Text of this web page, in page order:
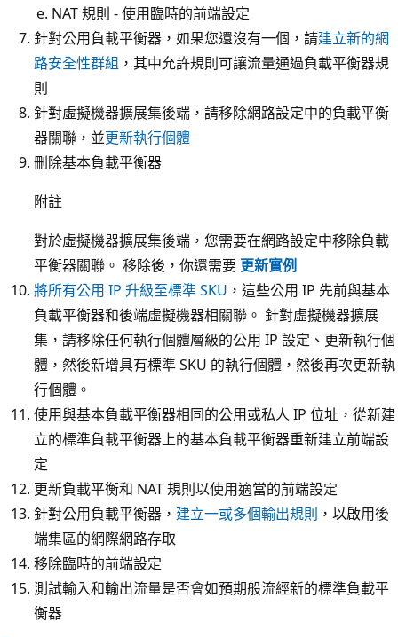
NAT 規則 - 使用臨時的前端設定
針對公用負載平衡器，如果您還沒有一個，請建立新的網
路安全性群組 ，其中允許規則可讓流量通過負載平衡器規
則
針對虛擬機器擴展集後端，請移除網路設定中的負載平衡
器關聯，並更新執行個體
刪除基本負載平衡器
附註
對於虛擬機器擴展集後端，您需要在網路設定中移除負載
平衡器關聯。 移除後，你還需要 更新實例
將所有公用 IP 升級至標準 SKU ，這些公用 IP 先前與基本
負載平衡器和後端虛擬機器相關聯。 針對虛擬機器擴展
集，請移除任何執行個體層級的公用 IP 設定、更新執行個
體，然後新增具有標準 SKU 的執行個體，然後再次更新執
行個體。
使用與基本負載平衡器相同的公用或私人 IP 位址，從新建
立的標準負載平衡器上的基本負載平衡器重新建立前端設
定
更新負載平衡和 NAT 規則以使用適當的前端設定
針對公用負載平衡器， 建立一或多個輸出規則 ，以啟用後
端集區的網際網路存取
移除臨時的前端設定
測試輸入和輸出流量是否會如預期般流經新的標準負載平
衡器